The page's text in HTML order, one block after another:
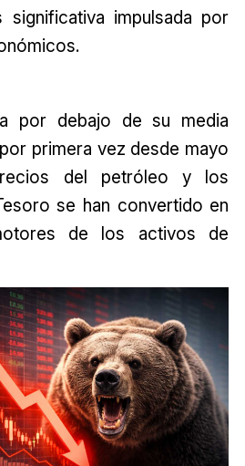
significativa impulsada por
por debajo de su media
primera vez desde mayo
del petróleo y los
se han convertido en
de los activos de